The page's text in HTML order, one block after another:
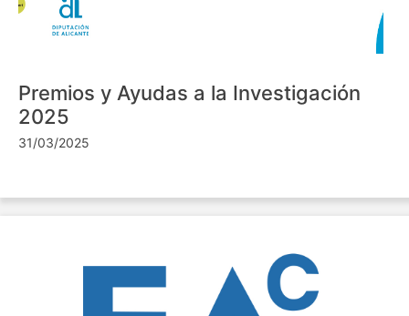
Premios y Ayudas a la Investigación
2025
31/03/2025